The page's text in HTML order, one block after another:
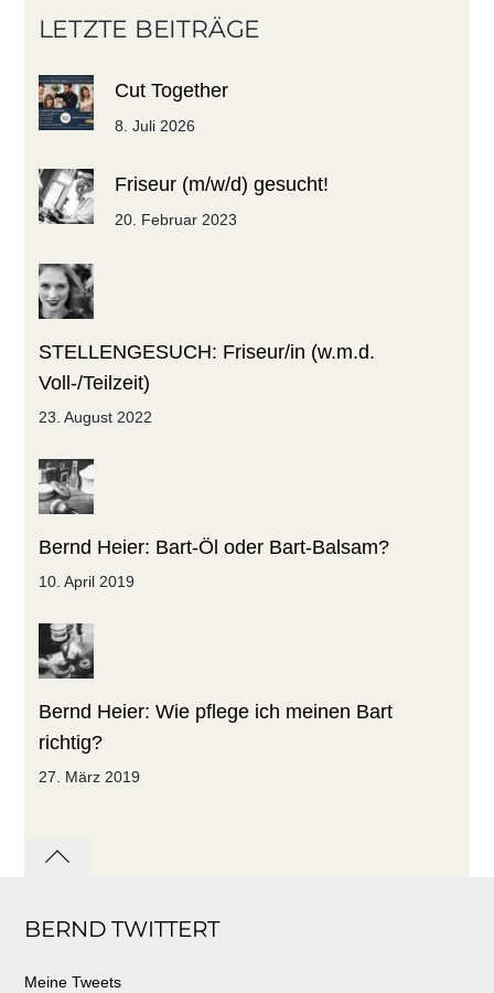
LETZTE BEITRÄGE
Cut Together
8. Juli 2026
Friseur (m/w/d) gesucht!
20. Februar 2023
STELLENGESUCH: Friseur/in (w.m.d.
Voll-/Teilzeit)
23. August 2022
Bernd Heier: Bart-Öl oder Bart-Balsam?
10. April 2019
Bernd Heier: Wie pflege ich meinen Bart
richtig?
27. März 2019
Back
top
BERND TWITTERT
Meine Tweets